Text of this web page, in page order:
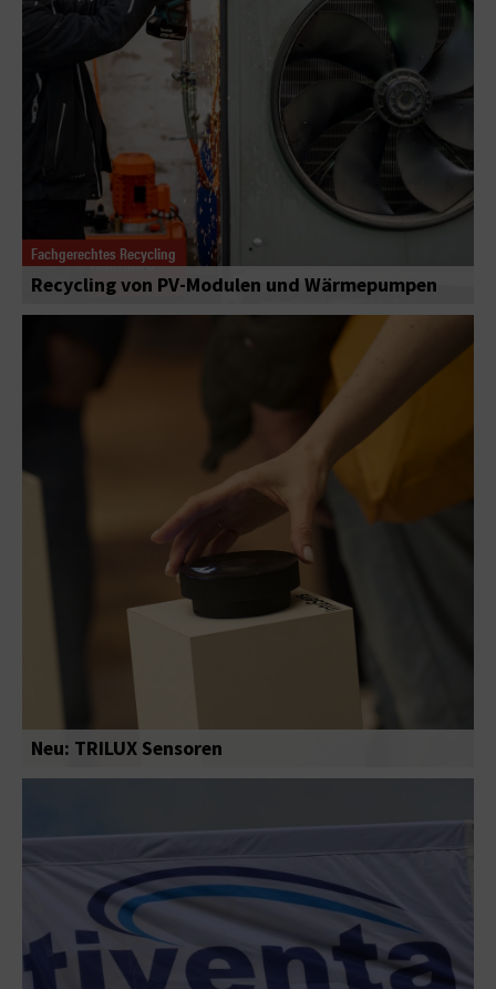
Fachgerechtes Recycling
Recycling von PV-Modulen und Wärmepumpen
Neu: TRILUX Sensoren